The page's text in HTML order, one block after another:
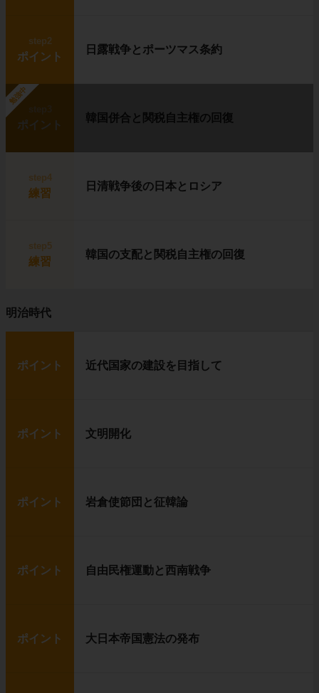
step2
ポイント
日露戦争とポーツマス条約
勉強中
ポイント
韓国併合と関税自主権の回復
step4
練習
日清戦争後の日本とロシア
step5
練習
韓国の支配と関税自主権の回復
明治時代
ポイント 近代国家の建設を目指して
ポイント 文明開化
ポイント 岩倉使節団と征韓論
ポイント 自由民権運動と西南戦争
ポイント 大日本帝国憲法の発布